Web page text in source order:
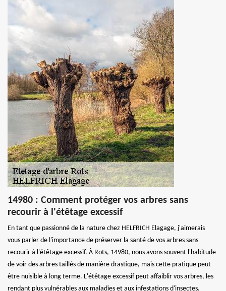
14980 : Comment protéger vos arbres sans
recourir à l'étêtage excessif
En tant que passionné de la nature chez HELFRICH Elagage, j'aimerais
vous parler de l'importance de préserver la santé de vos arbres sans
recourir à l'étêtage excessif. À Rots, 14980, nous avons souvent l'habitude
de voir des arbres taillés de manière drastique, mais cette pratique peut
être nuisible à long terme. L'étêtage excessif peut affaiblir vos arbres, les
rendant plus vulnérables aux maladies et aux infestations d'insectes.